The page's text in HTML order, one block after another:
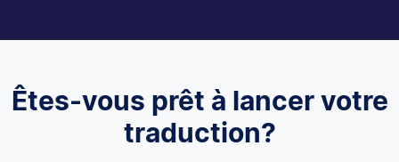
Êtes-vous prêt à lancer votre
traduction?